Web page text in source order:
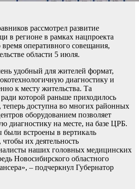
рассмотрел развитие
в регионе в рамках нацпроекта
оперативного совещания,
области 5 июля.
удобный для жителей формат,
диагностику и
к месту жительства. Та
которой раньше приходилось
теперь доступна во многих районных
оборудованием позволяет
диагностику на месте, на базе ЦРБ.
встроены в вертикаль
их деятельность
наших головных медицинских
Новосибирского областного
– подчеркнул Губернатор